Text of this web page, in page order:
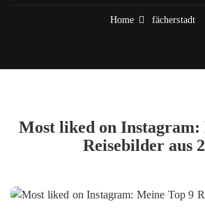
Home fächerstadt
Most liked on Instagram:
Reisebilder aus